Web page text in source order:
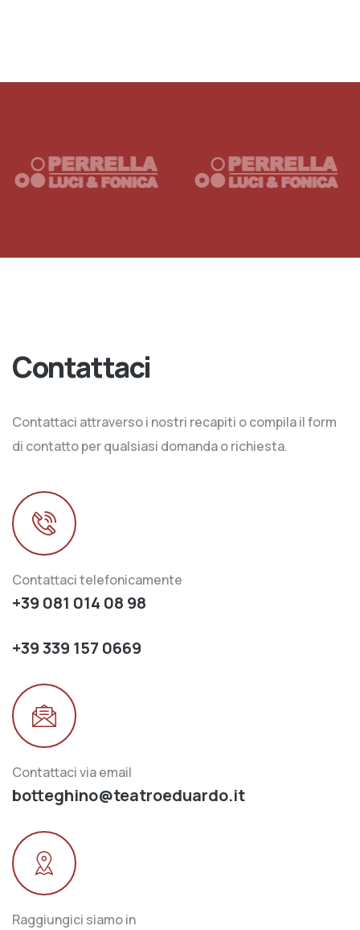
Contattaci
Contattaci attraverso i nostri recapiti o compila il form
di contatto per qualsiasi domanda o richiesta.
Contattaci telefonicamente
+39 081 014 08 98
+39 339 157 0669
Contattaci via email
botteghino@teatroeduardo.it
Raggiungici siamo in